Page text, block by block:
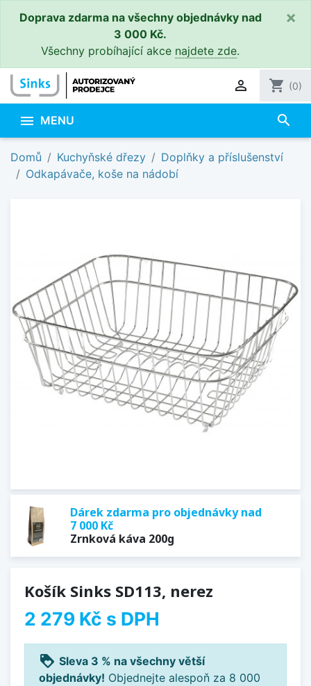
Doprava zdarma na všechny objednávky nad
3 000 Kč.
Všechny probíhající akce najdete zde.
×
 shopping_cart (0)
 MENU search
Domů Kuchyňské dřezy
Doplňky a příslušenství
Odkapávače, koše na nádobí
Dárek zdarma pro objednávky nad
7 000 Kč
Zrnková káva 200g
Košík Sinks SD113, nerez
2 279 Kč s DPH
loyalty Sleva 3 % na všechny větší
objednávky! Objednejte alespoň za 8 000